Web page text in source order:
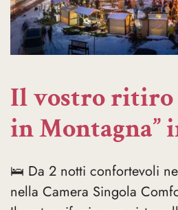
Il vostro ritiro
in Montagna”
🛌 Da 2 notti confortevoli
nella Camera Singola